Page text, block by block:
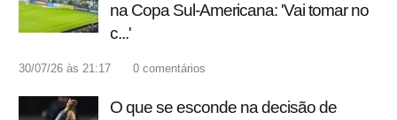
na Copa Sul-Americana: 'Vai tomar no
c...'
30/07/26 às 21:17 0 comentários
O que se esconde na decisão de